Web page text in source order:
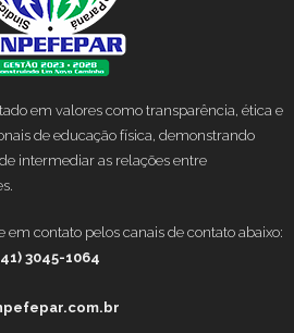
em valores como transparência, ética e
de educação física, demonstrando
intermediar as relações entre
em contato pelos canais de contato abaixo:
3045-1064